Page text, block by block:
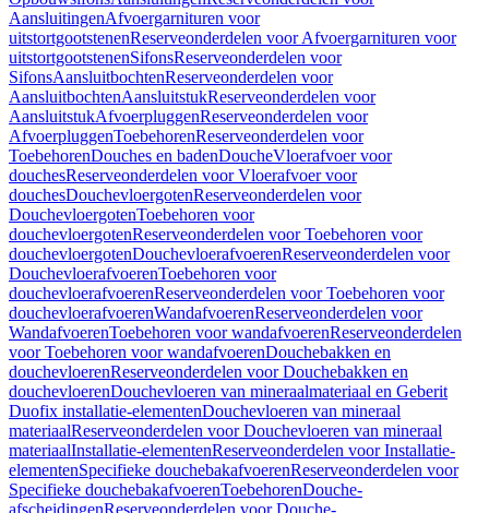
AansluitingenAfvoergarnituren voor
uitstortgootstenenReserveonderdelen voor Afvoergarnituren voor
uitstortgootstenenSifonsReserveonderdelen voor
SifonsAansluitbochtenReserveonderdelen voor
AansluitbochtenAansluitstukReserveonderdelen voor
AansluitstukAfvoerpluggenReserveonderdelen voor
AfvoerpluggenToebehorenReserveonderdelen voor
ToebehorenDouches en badenDoucheVloerafvoer voor
douchesReserveonderdelen voor Vloerafvoer voor
douchesDouchevloergotenReserveonderdelen voor
DouchevloergotenToebehoren voor
douchevloergotenReserveonderdelen voor Toebehoren voor
douchevloergotenDouchevloerafvoerenReserveonderdelen voor
DouchevloerafvoerenToebehoren voor
douchevloerafvoerenReserveonderdelen voor Toebehoren voor
douchevloerafvoerenWandafvoerenReserveonderdelen voor
WandafvoerenToebehoren voor wandafvoerenReserveonderdelen
voor Toebehoren voor wandafvoerenDouchebakken en
douchevloerenReserveonderdelen voor Douchebakken en
douchevloerenDouchevloeren van mineraalmateriaal en Geberit
Duofix installatie-elementenDouchevloeren van mineraal
materiaalReserveonderdelen voor Douchevloeren van mineraal
materiaalInstallatie-elementenReserveonderdelen voor Installatie-
elementenSpecifieke douchebakafvoerenReserveonderdelen voor
Specifieke douchebakafvoerenToebehorenDouche-
afscheidingenReserveonderdelen voor Douche-